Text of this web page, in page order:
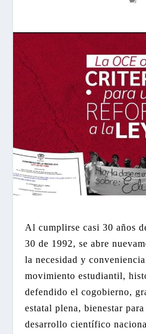
Al cumplirse casi 30 años
30 de 1992, se abre
la necesidad y
movimiento estudiantil,
defendido el cogobierno,
estatal plena, bienestar
desarrollo científico